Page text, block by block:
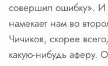
совершил ошибку». И
намекает нам во
Чичиков, скорее
какую-нибудь аферу.